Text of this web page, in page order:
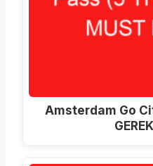
Amsterdam Go